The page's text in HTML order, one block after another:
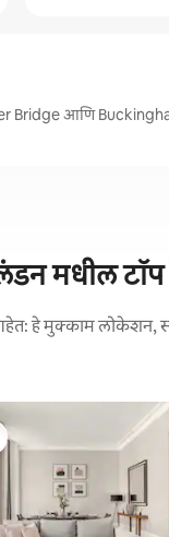
Bridge आणि
मधील
हे मुक्काम लोकेशन,